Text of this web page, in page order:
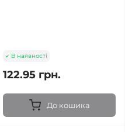
В наявності
122.95 грн.
До кошика